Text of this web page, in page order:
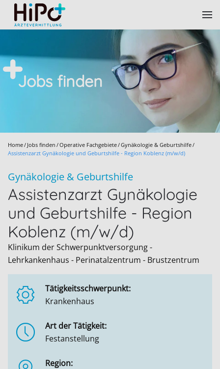
Skip to main content
Jobs finden
Home Jobs finden Operative Fachgebiete Gynäkologie & Geburtshilfe
Assistenzarzt Gynäkologie und Geburtshilfe - Region Koblenz (m/w/d)
Gynäkologie & Geburtshilfe
Assistenzarzt Gynäkologie
und Geburtshilfe - Region
Koblenz (m/w/d)
Klinikum der Schwerpunktversorgung -
Lehrkankenhaus - Perinatalzentrum - Brustzentrum
Tätigkeitsschwerpunkt:
Krankenhaus
Art der Tätigkeit:
Festanstellung
Region: